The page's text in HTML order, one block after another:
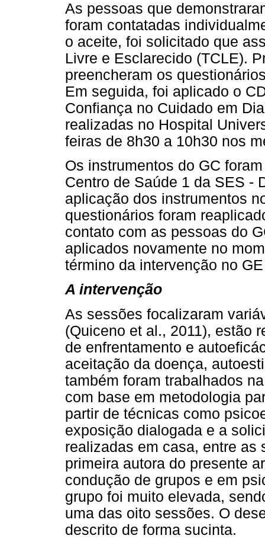
As pessoas que
foram contatadas
o aceite, foi solicitado que
Livre e Esclarecido (TCLE).
preencheram os
Em seguida, foi aplicado o
Confiança no Cuidado em
realizadas no Hospital
feiras de 8h30 a 10h30 nos
Os instrumentos do GC
Centro de Saúde 1 da SES -
aplicação dos instrumentos
questionários foram
contato com as pessoas do
aplicados novamente no
término da intervenção no
A intervenção
As sessões focalizaram
(Quiceno et al., 2011), estão
de enfrentamento e
aceitação da doença,
também foram trabalhados
com base em metodologia
partir de técnicas como
exposição dialogada e a
realizadas em casa, entre as
primeira autora do presente
condução de grupos e em
grupo foi muito elevada,
uma das oito sessões. O
descrito de forma sucinta.